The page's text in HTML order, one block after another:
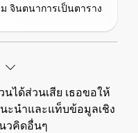
จินตนาการเป็นตาราง
นได้ส่วนเสีย เธอขอให้
นะนำและแท็บข้อมูลเชิง
วคิดอื่นๆ